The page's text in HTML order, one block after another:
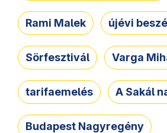
Rami Malek újévi
Sörfesztivál Varga
tarifaemelés A Sakál
Budapest Nagyregény